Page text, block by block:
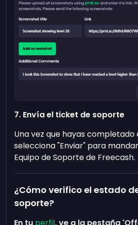
7. Envía el ticket de soporte
Una vez que hayas completado
selecciona "Enviar" para
Equipo de Soporte de Freecash.
¿Cómo verifico el estado
soporte?